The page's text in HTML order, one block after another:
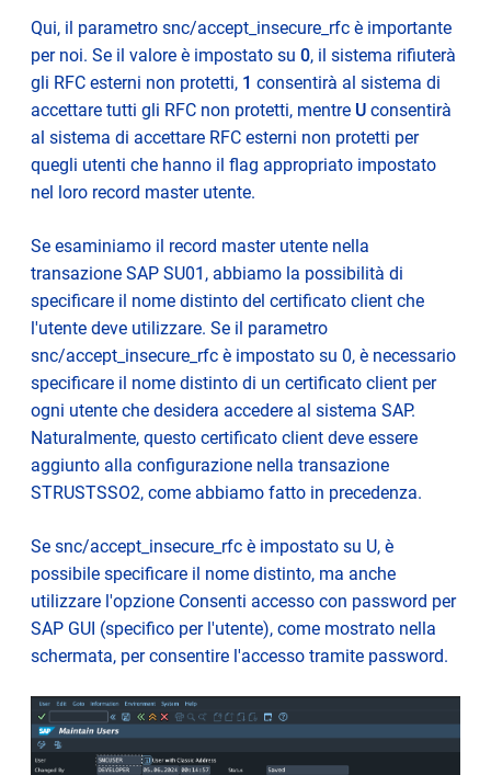
Qui, il parametro snc/accept_insecure_rfc è importante
per noi. Se il valore è impostato su 0, il sistema rifiuterà
gli RFC esterni non protetti, 1 consentirà al sistema di
accettare tutti gli RFC non protetti, mentre U consentirà
al sistema di accettare RFC esterni non protetti per
quegli utenti che hanno il flag appropriato impostato
nel loro record master utente.
Se esaminiamo il record master utente nella
transazione SAP SU01, abbiamo la possibilità di
specificare il nome distinto del certificato client che
l'utente deve utilizzare. Se il parametro
snc/accept_insecure_rfc è impostato su 0, è necessario
specificare il nome distinto di un certificato client per
ogni utente che desidera accedere al sistema SAP.
Naturalmente, questo certificato client deve essere
aggiunto alla configurazione nella transazione
STRUSTSSO2, come abbiamo fatto in precedenza.
Se snc/accept_insecure_rfc è impostato su U, è
possibile specificare il nome distinto, ma anche
utilizzare l'opzione Consenti accesso con password per
SAP GUI (specifico per l'utente), come mostrato nella
schermata, per consentire l'accesso tramite password.